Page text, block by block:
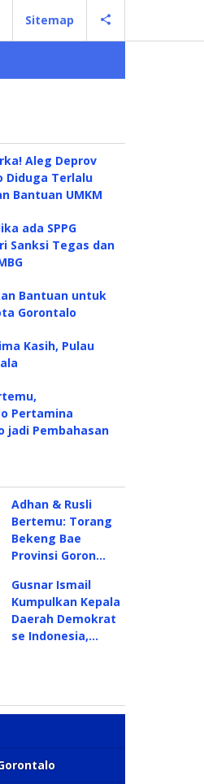
Sitemap
Aleg Deprov
Diduga Terlalu
Bantuan UMKM
ada SPPG
Sanksi Tegas dan
Bantuan untuk
Gorontalo
Kasih, Pulau
Pertamina
jadi Pembahasan
Adhan & Rusli
Bertemu: Torang
Bekeng Bae
Provinsi Goron…
Gusnar Ismail
Kumpulkan Kepala
Daerah Demokrat
se Indonesia,…